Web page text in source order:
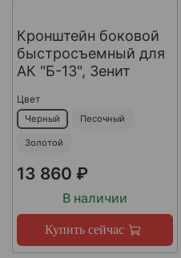
Кронштейн боковой
быстросъемный для
АК "Б-13", Зенит
Цвет
Черный Песочный
Золотой
13 860 ₽
В наличии
Купить сейчас